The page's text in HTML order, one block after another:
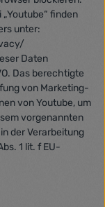
finden
unter:
Daten
Das berechtigte
von Marketing-
von Youtube, um
vorgenannten
der Verarbeitung
1 lit. f EU-